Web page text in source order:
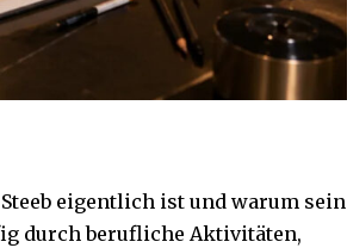
eigentlich ist und warum sein
durch berufliche Aktivitäten,